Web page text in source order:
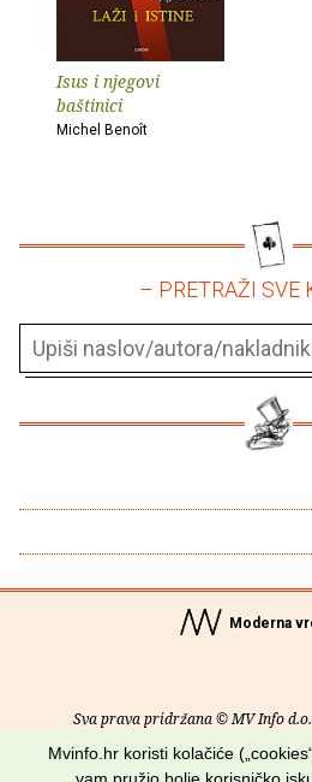
Isus i njegovi
baštinici
Michel Benoît
– PRETRAŽI SVE
Moderna
Sva prava pridržana © MV Info
O nama• Pomoć• Uvjeti
Mvinfo.hr koristi kolačiće